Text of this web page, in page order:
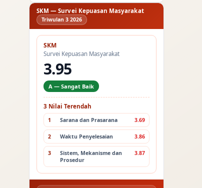
SKM — Survei Kepuasan Masyarakat
Triwulan 3 2026
SKM
Survei Kepuasan Masyarakat
3.95
A — Sangat Baik
3 Nilai Terendah
1 Sarana dan Prasarana 3.69
2 Waktu Penyelesaian 3.86
3
Sistem, Mekanisme dan
Prosedur
3.87